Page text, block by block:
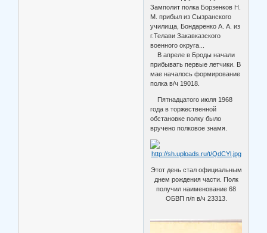
Замполит полка Борзенков Н.
М. прибыл из Сызранского
училища, Бондаренко А. А. из
г.Телави Закавказского
военного округа...
В апреле в Броды начали
прибывать первые летчики. В
мае началось формирование
полка в/ч 19018.
Пятнадцатого июля 1968
года в торжественной
обстановке полку было
вручено полковое знамя.
Этот день стал официальным
днем рождения части. Полк
получил наименование 68
ОБВП п/п в/ч 23313.